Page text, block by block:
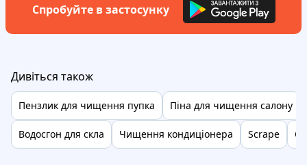
Спробуйте в застосунку
Дивіться також
Пензлик для чищення пупка Піна для чищення салону
Водосгон для скла Чищення кондиціонера Scrape